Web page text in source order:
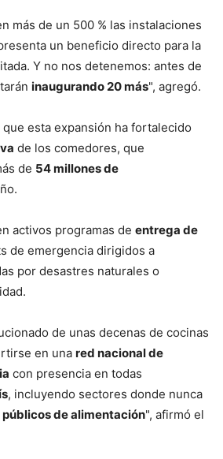
más de un 500 % las instalaciones
un beneficio directo para la
Y no nos detenemos: antes de
inaugurando 20 más", agregó.
esta expansión ha fortalecido
de los comedores, que
de 54 millones de
activos programas de entrega de
de emergencia dirigidos a
por desastres naturales o
de unas decenas de cocinas
en una red nacional de
con presencia en todas
, incluyendo sectores donde nunca
de alimentación", afirmó el